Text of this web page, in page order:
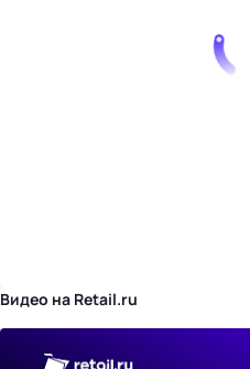
Видео на Retail.ru